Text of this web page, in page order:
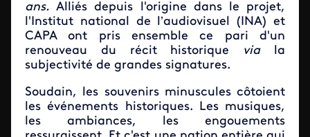
ans.Alliés depuis l'origine dans le projet,
l'Institut national de l’audiovisuel (INA) et
CAPA ont pris ensemble ce pari d'un
renouveau du récit historique viala
subjectivité de grandes signatures.
Soudain, les souvenirs minuscules côtoient
les événements historiques. Les musiques,
les ambiances, les engouements